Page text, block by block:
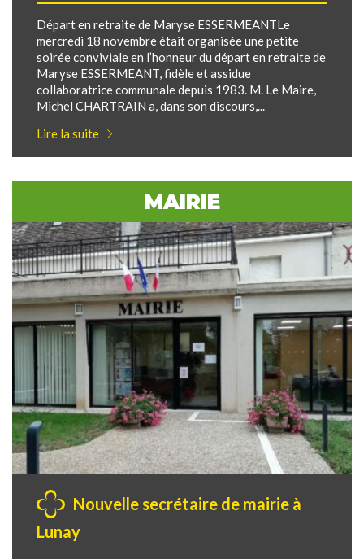
Départ en retraite de Maryse ESSERMEANTLe
mercredi 18 novembre était organisée une petite
soirée conviviale en l’honneur du départ en retraite de
Maryse ESSERMEANT, fidèle et assidue
collaboratrice communale depuis 1983. M. Le Maire,
Michel CHARTRAIN a, dans son discours,...
Lire la suite
MAIRIE
Nouvelle secrétaire de mairie à
Lunay